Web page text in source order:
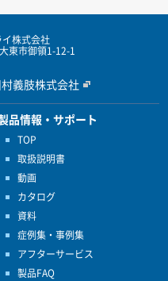
イ株式会社
東市御領1-12-1
義肢株式会社
品情報・サポート
TOP
取扱説明書
動画
カタログ
資料
症例集・事例集
アフターサービス
製品FAQ